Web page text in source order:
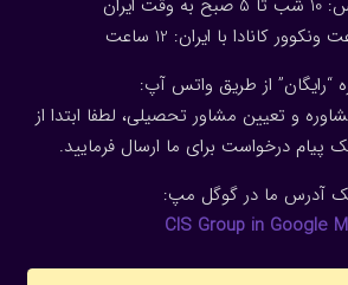
کانادا با ایران: 1 2 ساعت
“رایگان” از طریق واتس آپ:
و تعیین مشاور تحصیلی، لطفا ابتدا از
درخواست برای ما ارسال فرمایید.
آدرس ما در گوگل مپ:
CIS Group in Google